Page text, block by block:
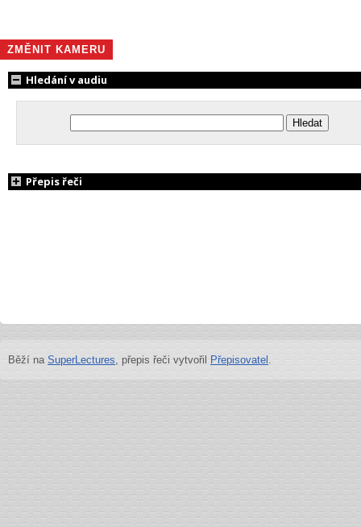
ZMĚNIT KAMERU
Hledání v audiu
Přepis řeči
Běží na SuperLectures, přepis řeči vytvořil Přepisovatel .